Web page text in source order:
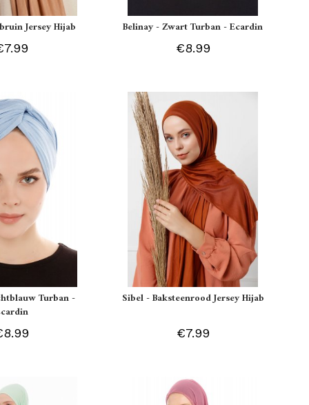
Jersey Hijab Belinay - Zwart Turban - Ecardin
€8.99
Turban -
Sibel - Baksteenrood Jersey Hijab
€7.99